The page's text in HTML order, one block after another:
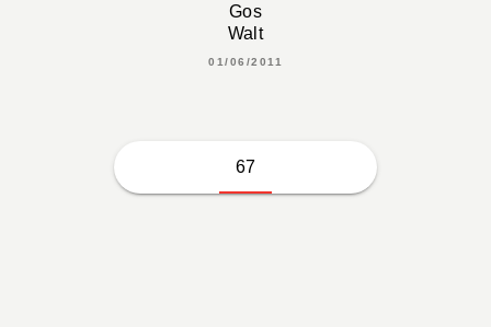
Gos
Walt
01/06/2011
67